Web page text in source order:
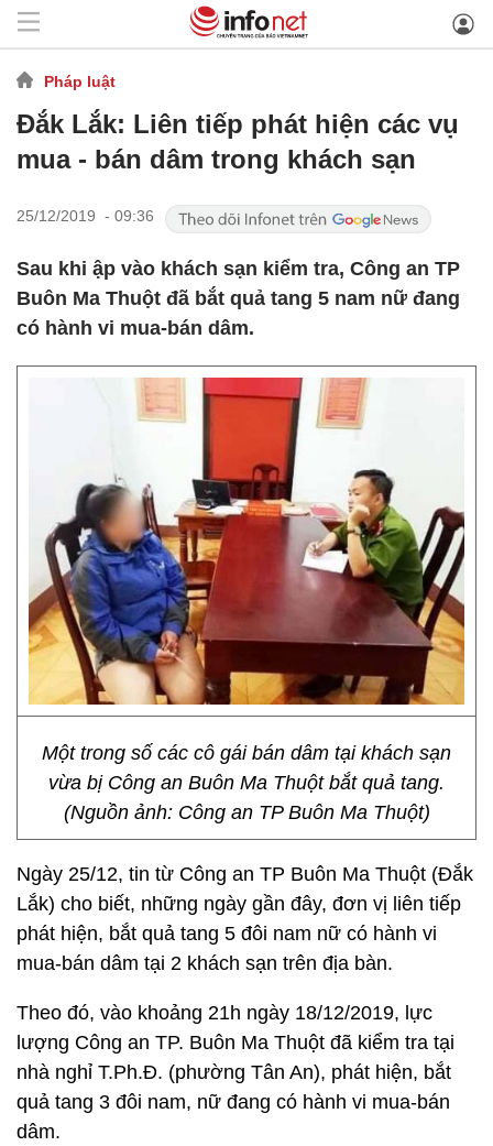
Pháp luật
Đắk Lắk: Liên tiếp phát hiện các vụ
mua - bán dâm trong khách sạn
25/12/2019 - 09:36
Sau khi ập vào khách sạn kiểm tra, Công an TP
Buôn Ma Thuột đã bắt quả tang 5 nam nữ đang
có hành vi mua-bán dâm.
Một trong số các cô gái bán dâm tại khách sạn
vừa bị Công an Buôn Ma Thuột bắt quả tang.
(Nguồn ảnh: Công an TP Buôn Ma Thuột)
Ngày 25/12, tin từ Công an TP Buôn Ma Thuột (Đắk
Lắk) cho biết, những ngày gần đây, đơn vị liên tiếp
phát hiện, bắt quả tang 5 đôi nam nữ có hành vi
mua-bán dâm tại 2 khách sạn trên địa bàn.
Theo đó, vào khoảng 21h ngày 18/12/2019, lực
lượng Công an TP. Buôn Ma Thuột đã kiểm tra tại
nhà nghỉ T.Ph.Đ. (phường Tân An), phát hiện, bắt
quả tang 3 đôi nam, nữ đang có hành vi mua-bán
dâm.